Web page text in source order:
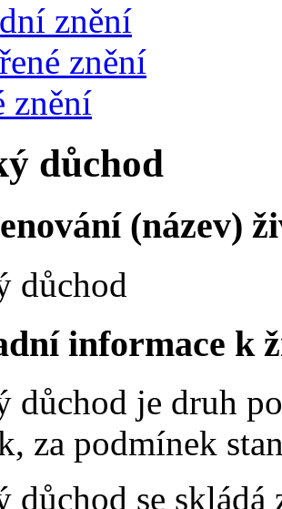
znění
znění
znění
důchod
(název)
důchod
informace k
důchod je druh
za podmínek
důchod se